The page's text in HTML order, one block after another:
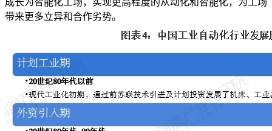
成长为智能化工场，实现更高程度的从动化和智能化，为工场
带来更多立异和合作劣势。